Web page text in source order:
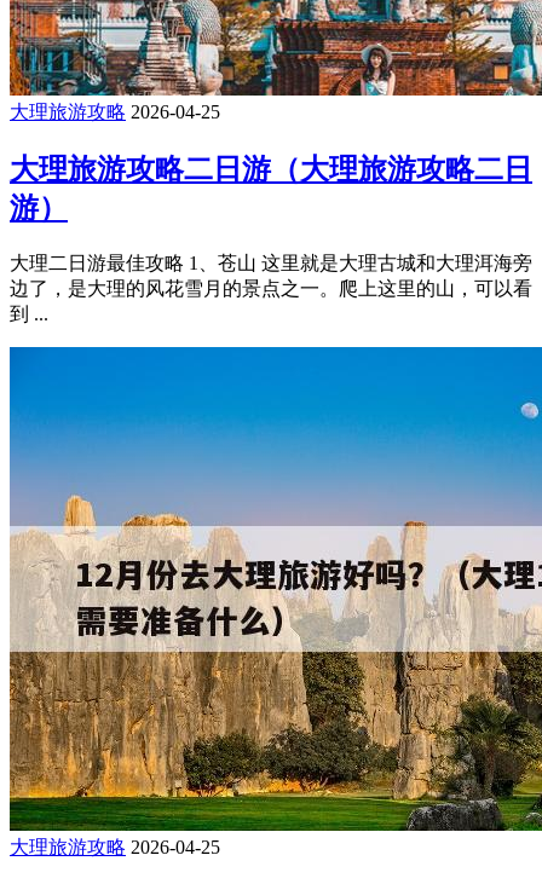
大理旅游攻略 2026-04-25
大理旅游攻略二日游（大理旅游攻略二日
游）
大理二日游最佳攻略 1、苍山 这里就是大理古城和大理洱海旁
边了，是大理的风花雪月的景点之一。爬上这里的山，可以看
到 ...
大理旅游攻略 2026-04-25